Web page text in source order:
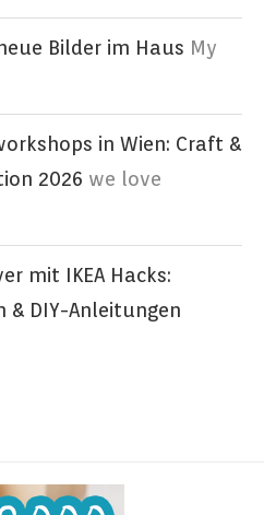
Bilder im Haus My
in Wien: Craft &
2026 we love
mit IKEA Hacks:
& DIY-Anleitungen